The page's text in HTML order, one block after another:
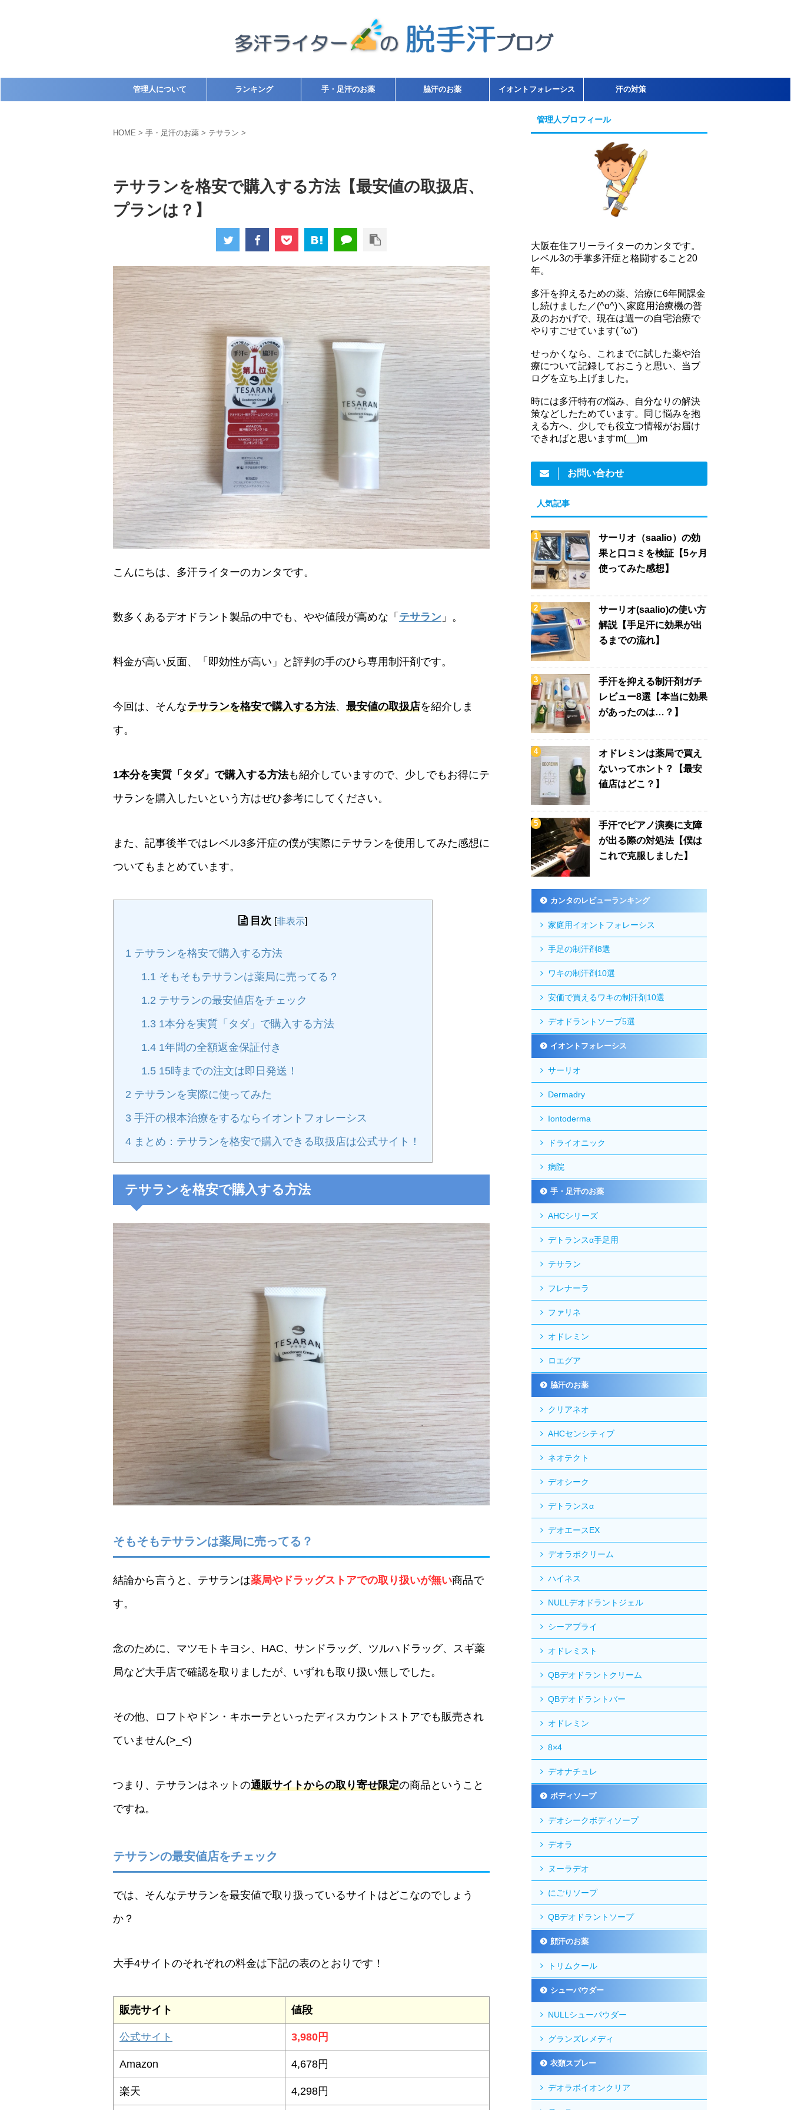
管理人について ランキング 手・足汗のお薬 脇汗のお薬 イオントフォレーシス 汗の対策
HOME > 手・足汗のお薬 > テサラン >
テサランを格安で購入する方法【最安値の取扱店、
プランは？】
こんにちは、多汗ライターのカンタです。
数多くあるデオドラント製品の中でも、やや値段が高めな「 テサラン 」。
料金が高い反面、「即効性が高い」と評判の手のひら専用制汗剤です。
今回は、そんなテサランを格安で購入する方法、 最安値の取扱店を紹介しま
す。
1本分を実質「タダ」で購入する方法も紹介していますので、少しでもお得にテ
サランを購入したいという方はぜひ参考にしてください。
また、記事後半ではレベル3多汗症の僕が実際にテサランを使用してみた感想に
ついてもまとめています。
目次 [非表示]
1 テサランを格安で購入する方法
1.1 そもそもテサランは薬局に売ってる？
1.2 テサランの最安値店をチェック
1.3 1本分を実質「タダ」で購入する方法
1.4 1年間の全額返金保証付き
1.5 15時までの注文は即日発送！
2 テサランを実際に使ってみた
3 手汗の根本治療をするならイオントフォレーシス
4 まとめ：テサランを格安で購入できる取扱店は公式サイト！
テサランを格安で購入する方法
そもそもテサランは薬局に売ってる？
結論から言うと、テサランは薬局やドラッグストアでの取り扱いが無い商品で
す。
念のために、マツモトキヨシ、HAC、サンドラッグ、ツルハドラッグ、スギ薬
局など大手店で確認を取りましたが、いずれも取り扱い無しでした。
その他、ロフトやドン・キホーテといったディスカウントストアでも販売され
ていません(>_<)
つまり、テサランはネットの通販サイトからの取り寄せ限定の商品ということ
ですね。
テサランの最安値店をチェック
では、そんなテサランを最安値で取り扱っているサイトはどこなのでしょう
か？
大手4サイトのそれぞれの料金は下記の表のとおりです！
販売サイト 値段
公式サイト 3,980円
Amazon 4,678円
楽天 4,298円
管理人プロフィール
大阪在住フリーライターのカンタです。
レベル3の手掌多汗症と格闘すること20
年。
多汗を抑えるための薬、治療に6年間課金
し続けました／(^o^)＼家庭用治療機の普
及のおかげで、現在は週一の自宅治療で
やりすごせています( ˘ω˘)
せっかくなら、これまでに試した薬や治
療について記録しておこうと思い、当ブ
ログを立ち上げました。
時には多汗特有の悩み、自分なりの解決
策などしたためています。同じ悩みを抱
える方へ、少しでも役立つ情報がお届け
できればと思いますm(__)m
お問い合わせ
人気記事
サーリオ（saalio）の効
果と口コミを検証【5ヶ月
使ってみた感想】
サーリオ(saalio)の使い方
解説【手足汗に効果が出
るまでの流れ】
手汗を抑える制汗剤ガチ
レビュー8選【本当に効果
があったのは…？】
オドレミンは薬局で買え
ないってホント？【最安
値店はどこ？】
手汗でピアノ演奏に支障
が出る際の対処法【僕は
これで克服しました】
カンタのレビューランキング
家庭用イオントフォレーシス
手足の制汗剤8選
ワキの制汗剤10選
安価で買えるワキの制汗剤10選
デオドラントソープ5選
イオントフォレーシス
サーリオ
Dermadry
Iontoderma
ドライオニック
病院
手・足汗のお薬
AHCシリーズ
デトランスα手足用
テサラン
フレナーラ
ファリネ
オドレミン
ロエグア
脇汗のお薬
クリアネオ
AHCセンシティブ
ネオテクト
デオシーク
デトランスα
デオエースEX
デオラボクリーム
ハイネス
NULLデオドラントジェル
シーアプライ
オドレミスト
QBデオドラントクリーム
QBデオドラントバー
オドレミン
8×4
デオナチュレ
ボディソープ
デオシークボディソープ
デオラ
ヌーラデオ
にごりソープ
QBデオドラントソープ
顔汗のお薬
トリムクール
シューパウダー
NULLシューパウダー
グランズレメディ
衣類スプレー
デオラボイオンクリア